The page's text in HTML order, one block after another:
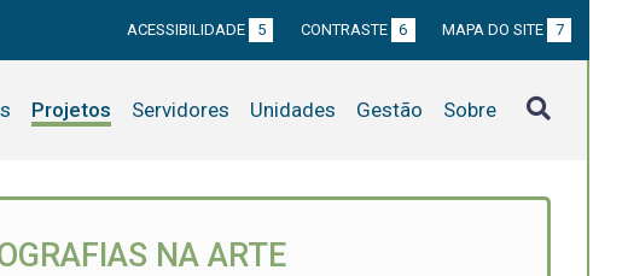
ACESSIBILIDADE 5 CONTRASTE 6 MAPA DO SITE 7
Projetos Servidores Unidades Gestão Sobre
NA ARTE